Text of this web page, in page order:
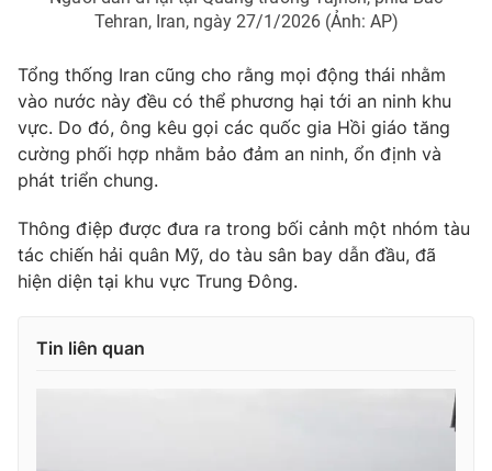
Infographic
Video Shorts video
VTV Money VTV Thể thao
Thị trường 24h Tấm lòng Việt
Tehran, Iran, ngày 27/1/2026 (Ảnh: AP)
Tổng thống Iran cũng cho rằng mọi động thái nhằm
vào nước này đều có thể phương hại tới an ninh khu
vực. Do đó, ông kêu gọi các quốc gia Hồi giáo tăng
cường phối hợp nhằm bảo đảm an ninh, ổn định và
phát triển chung.
Thông điệp được đưa ra trong bối cảnh một nhóm tàu
tác chiến hải quân Mỹ, do tàu sân bay dẫn đầu, đã
hiện diện tại khu vực Trung Đông.
Tin liên quan